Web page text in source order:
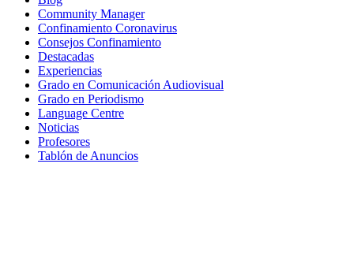
Community Manager
Confinamiento Coronavirus
Consejos Confinamiento
Destacadas
Experiencias
Grado en Comunicación Audiovisual
Grado en Periodismo
Language Centre
Noticias
Profesores
Tablón de Anuncios